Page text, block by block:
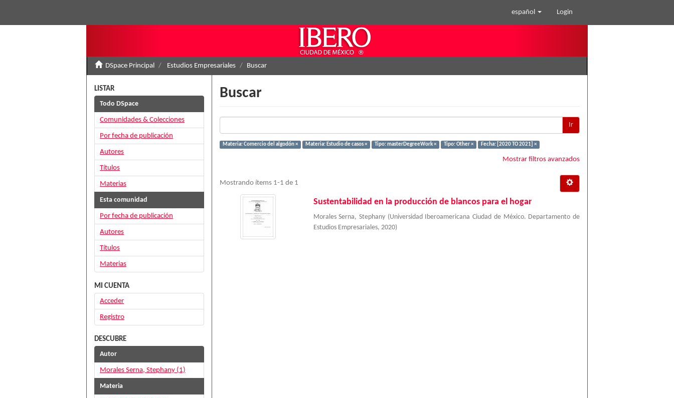
español Login
DSpace Principal Estudios Empresariales Buscar
Buscar
Ir
Materia: Comercio del algodón × Materia: Estudio de casos × Tipo: masterDegreeWork × Tipo: Other × Fecha: [2020 TO 2021] ×
Mostrar filtros avanzados
Mostrando ítems 1-1 de 1
Sustentabilidad en la producción de blancos para el hogar
Morales Serna, Stephany (Universidad Iberoamericana Ciudad de México. Departamento de
Estudios Empresariales, 2020)
LISTAR
Todo DSpace
Comunidades & Colecciones
Por fecha de publicación
Autores
Títulos
Materias
Esta comunidad
Por fecha de publicación
Autores
Títulos
Materias
MI CUENTA
Acceder
Registro
DESCUBRE
Autor
Morales Serna, Stephany (1)
Materia